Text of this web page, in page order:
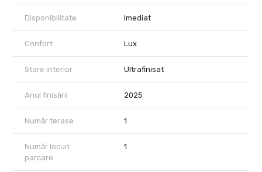
Pretul afisat nu include TVA.
In pret sunt incluse un loc de parcare subteran, pozitionat langa
Achizitia se realizeaza cu comision 0% pentru cumparator.
Optional, se poate achizitiona statie de incarcare pentru masini
Disponibilitate Imediat
Confort Lux
Stare interior Ultrafinisat
Anul finisării 2025
Număr terase 1
Număr locuri
parcare
1